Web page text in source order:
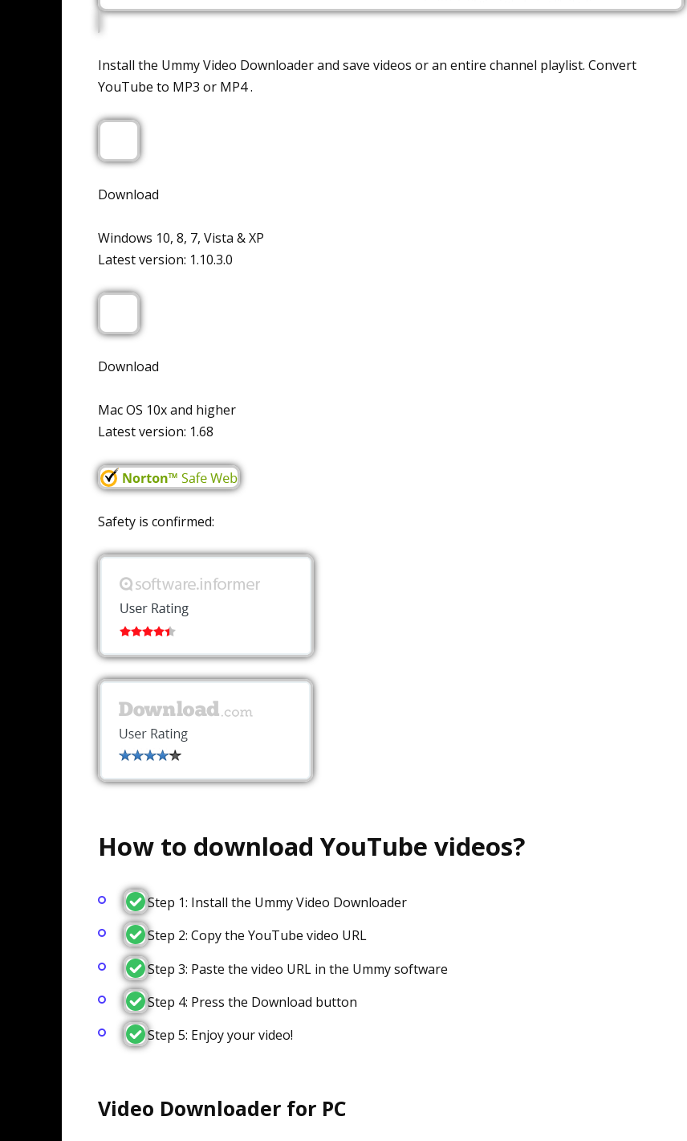
Install the Ummy Video Downloader and save videos or an entire channel playlist. Convert
YouTube to MP3 or MP4 .
Download
Windows 10, 8, 7, Vista & XP
Latest version: 1.10.3.0
Download
Mac OS 10x and higher
Latest version: 1.68
Safety is confirmed:
How to download YouTube videos?
Step 1: Install the Ummy Video Downloader
Step 2: Copy the YouTube video URL
Step 3: Paste the video URL in the Ummy software
Step 4: Press the Download button
Step 5: Enjoy your video!
Video Downloader for PC